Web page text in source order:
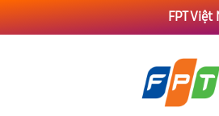
FPT Việt